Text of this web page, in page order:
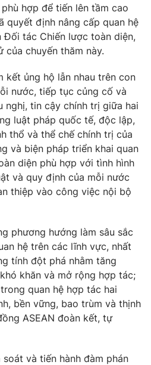
thức nếu không có sự chấp
VTV.vn khi phát hành lại
hợp để tiến lên tầm cao
quyết định nâng cấp quan hệ
Đối tác Chiến lược toàn diện,
của chuyến thăm này.
kết ủng hộ lẫn nhau trên con
nước, tiếp tục củng cố và
nghị, tin cậy chính trị giữa hai
luật pháp quốc tế, độc lập,
thổ và thể chế chính trị của
và biện pháp triển khai quan
diện phù hợp với tình hình
và quy định của mỗi nước
thiệp vào công việc nội bộ
phương hướng làm sâu sắc
hệ trên các lĩnh vực, nhất
tính đột phá nhằm tăng
khăn và mở rộng hợp tác;
quan hệ hợp tác hai
bền vững, bao trùm và thịnh
ASEAN đoàn kết, tự
và tiến hành đàm phán